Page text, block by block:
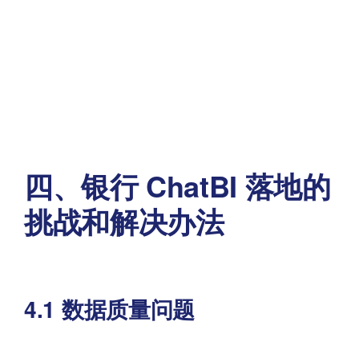
四、银行 ChatBI 落地的
挑战和解决办法
4.1 数据质量问题